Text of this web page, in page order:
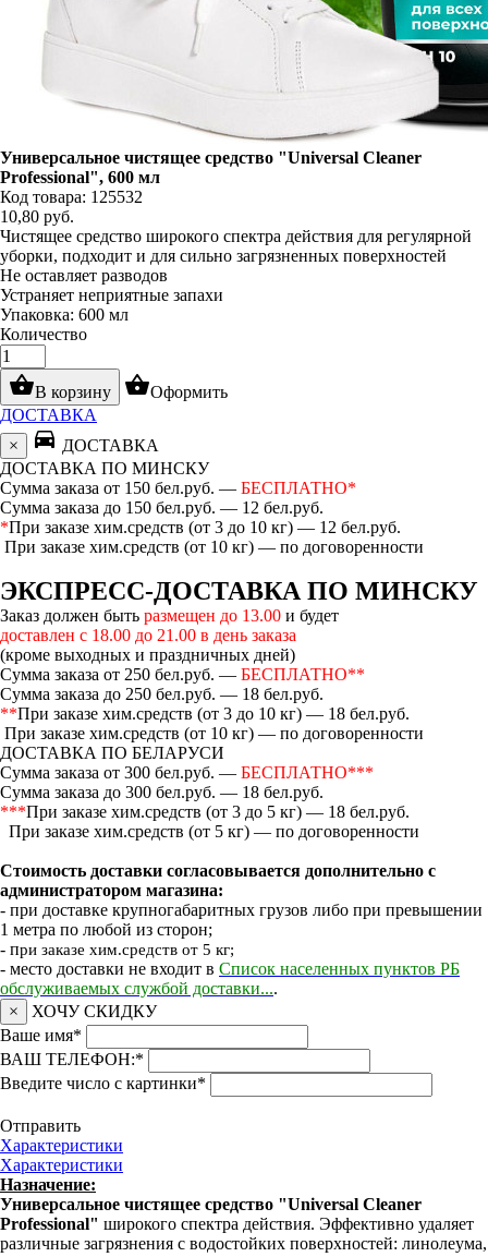
Универсальное чистящее средство "Universal Cleaner
Professional", 600 мл
Код товара: 125532
10,80 руб.
Чистящее средство широкого спектра действия для регулярной
уборки, подходит и для сильно загрязненных поверхностей
Не оставляет разводов
Устраняет неприятные запахи
Упаковка: 600 мл
Количество
shopping_basketВ корзину shopping_basketОформить
ДОСТАВКА
×
directions_car ДОСТАВКА
ДОСТАВКА ПО МИНСКУ
Сумма заказа от 150 бел.руб. — БЕСПЛАТНО*
Сумма заказа до 150 бел.руб. — 12 бел.руб.
*При заказе хим.средств (от 3 до 10 кг) — 12 бел.руб.
При заказе хим.средств (от 10 кг) — по договоренности
ЭКСПРЕСС-ДОСТАВКА ПО МИНСКУ
Заказ должен быть размещен до 13.00 и будет
доставлен с 18.00 до 21.00 в день заказа
(кроме выходных и праздничных дней)
Сумма заказа от 250 бел.руб. — БЕСПЛАТНО**
Сумма заказа до 250 бел.руб. — 18 бел.руб.
**При заказе хим.средств (от 3 до 10 кг) — 18 бел.руб.
При заказе хим.средств (от 10 кг) — по договоренности
ДОСТАВКА ПО БЕЛАРУСИ
Сумма заказа от 300 бел.руб. — БЕСПЛАТНО***
Сумма заказа до 300 бел.руб. — 18 бел.руб.
***При заказе хим.средств (от 3 до 5 кг) — 18 бел.руб.
При заказе хим.средств (от 5 кг) — по договоренности
Стоимость доставки согласовывается дополнительно с
администратором магазина:
- при доставке крупногабаритных грузов либо при превышении
1 метра по любой из сторон;
- при заказе хим.средств от 5 кг;
- место доставки не входит в Список населенных пунктов РБ
обслуживаемых службой доставки....
×
ХОЧУ СКИДКУ
Ваше имя*
ВАШ ТЕЛЕФОН:*
Введите число с картинки*
Отправить
Характеристики
Характеристики
Назначение:
Универсальное чистящее средство "Universal Cleaner
Professional" широкого спектра действия. Эффективно удаляет
различные загрязнения с водостойких поверхностей: линолеума,